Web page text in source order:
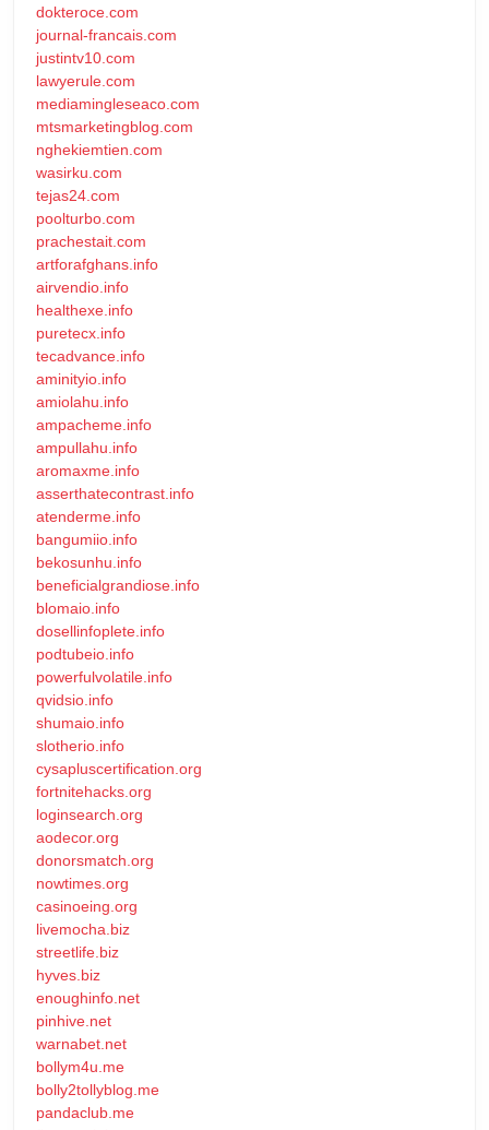
dokteroce.com
journal-francais.com
justintv10.com
lawyerule.com
mediamingleseaco.com
mtsmarketingblog.com
nghekiemtien.com
wasirku.com
tejas24.com
poolturbo.com
prachestait.com
artforafghans.info
airvendio.info
healthexe.info
puretecx.info
tecadvance.info
aminityio.info
amiolahu.info
ampacheme.info
ampullahu.info
aromaxme.info
asserthatecontrast.info
atenderme.info
bangumiio.info
bekosunhu.info
beneficialgrandiose.info
blomaio.info
dosellinfoplete.info
podtubeio.info
powerfulvolatile.info
qvidsio.info
shumaio.info
slotherio.info
cysapluscertification.org
fortnitehacks.org
loginsearch.org
aodecor.org
donorsmatch.org
nowtimes.org
casinoeing.org
livemocha.biz
streetlife.biz
hyves.biz
enoughinfo.net
pinhive.net
warnabet.net
bollym4u.me
bolly2tollyblog.me
pandaclub.me